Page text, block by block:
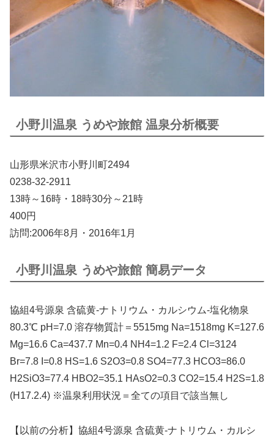
小野川温泉 うめや旅館 温泉分析概要
山形県米沢市小野川町2494
0238-32-2911
13時～16時・18時30分～21時
400円
訪問:2006年8月・2016年1月
小野川温泉 うめや旅館 簡易データ
協組4号源泉 含硫黄-ナトリウム・カルシウム-塩化物泉
80.3℃ pH=7.0 溶存物質計＝5515mg Na=1518mg K=127.6
Mg=16.6 Ca=437.7 Mn=0.4 NH4=1.2 F=2.4 Cl=3124
Br=7.8 I=0.8 HS=1.6 S2O3=0.8 SO4=77.3 HCO3=86.0
H2SiO3=77.4 HBO2=35.1 HAsO2=0.3 CO2=15.4 H2S=1.8
(H17.2.4) ※温泉利用状況＝全ての項目で該当無し
【以前の分析】協組4号源泉 含硫黄-ナトリウム・カルシ